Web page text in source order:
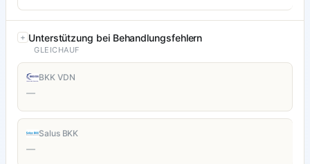
Unterstützung bei Behandlungsfehlern
GLEICHAUF
BKK VDN
—
Salus BKK
—